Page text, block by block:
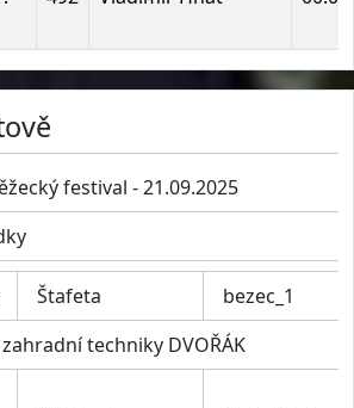
festival - 21.09.2025
Štafeta
bezec_1
techniky DVOŘÁK